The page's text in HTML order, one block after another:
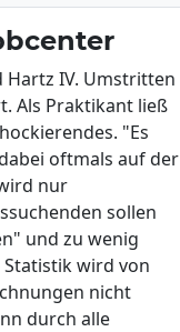
Hartz IV. Umstritten
Als Praktikant ließ
"Es
oftmals auf der
nur
sollen
und zu wenig
wird von
nicht
durch alle